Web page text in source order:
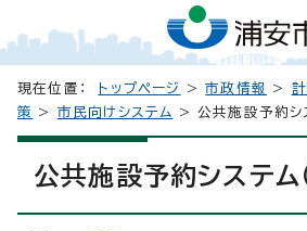
現在位置： トップページ >市政情報 >
策
> 市民向けシステム > 公共施設予約シ
公共施設予約システム